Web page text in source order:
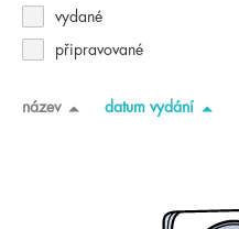
vydané
připravované
název datum vydání